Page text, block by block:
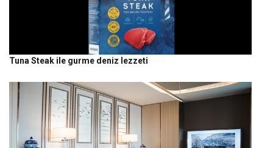
Tuna Steak ile gurme deniz lezzeti